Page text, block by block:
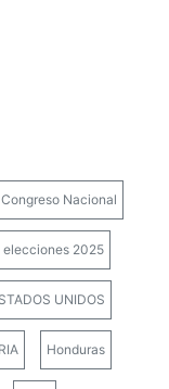
Congreso Nacional
elecciones 2025
UNIDOS
Honduras